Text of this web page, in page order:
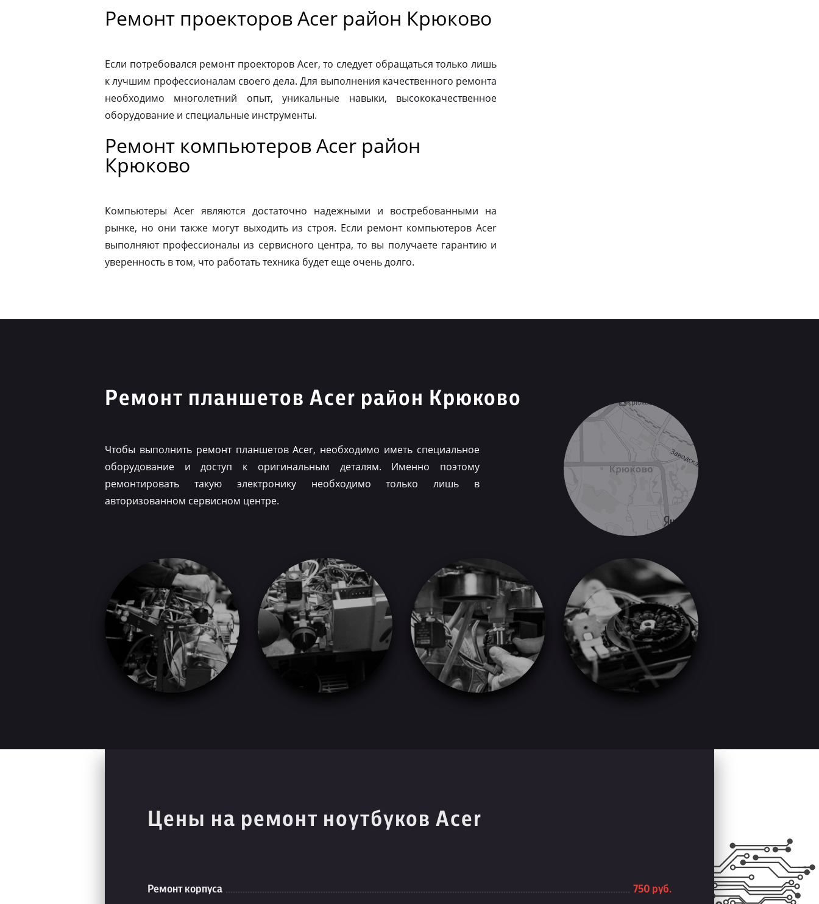
Ремонт проекторов Acer район Крюково
Если потребовался ремонт проекторов Acer, то следует обращаться только лишь
к лучшим профессионалам своего дела. Для выполнения качественного ремонта
необходимо многолетний опыт, уникальные навыки, высококачественное
оборудование и специальные инструменты.
Ремонт компьютеров Acer район
Крюково
Компьютеры Acer являются достаточно надежными и востребованными на
рынке, но они также могут выходить из строя. Если ремонт компьютеров Acer
выполняют профессионалы из сервисного центра, то вы получаете гарантию и
уверенность в том, что работать техника будет еще очень долго.
Ремонт планшетов Acer район Крюково
Чтобы выполнить ремонт планшетов Acer, необходимо иметь специальное
оборудование и доступ к оригинальным деталям. Именно поэтому
ремонтировать такую электронику необходимо только лишь в
авторизованном сервисном центре.
Цены на ремонт ноутбуков Acer
Ремонт корпуса 750 руб.